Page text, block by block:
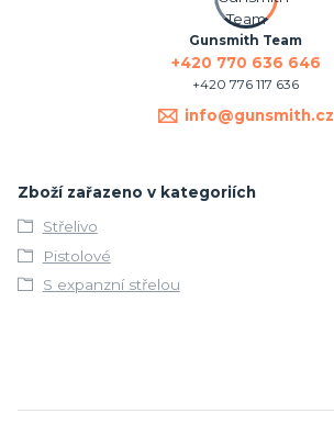
Gunsmith Team
+420 770 636 646
+420 776 117 636
info@gunsmith.cz
Zboží zařazeno v kategoriích
Střelivo
Pistolové
S expanzní střelou